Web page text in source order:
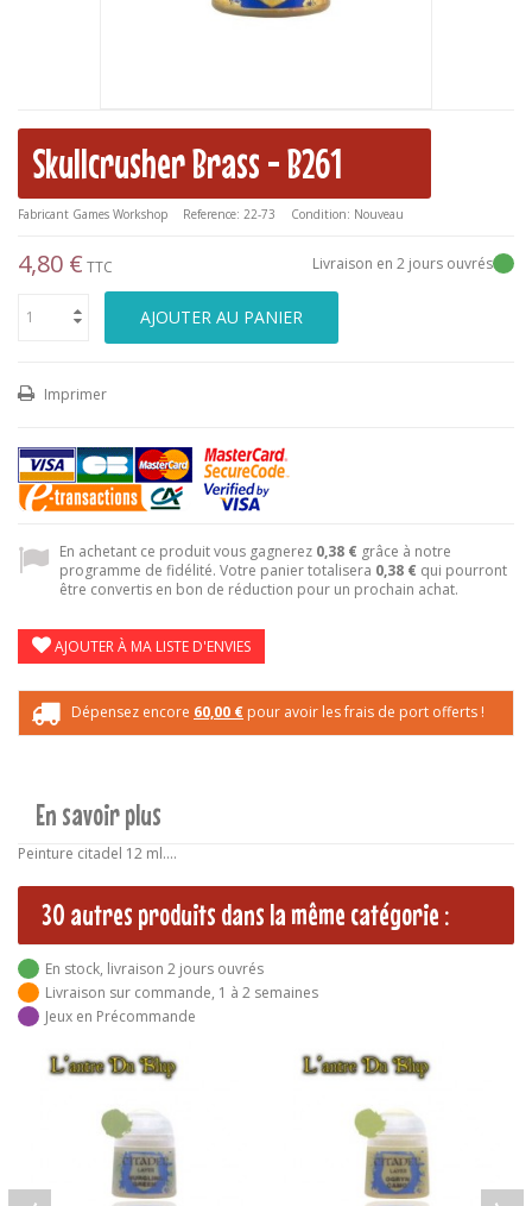
Skullcrusher Brass - B261
Fabricant Games Workshop Reference: 22-73 Condition: Nouveau
4,80 € TTC Livraison en 2 jours ouvrés
AJOUTER AU PANIER
Imprimer
En achetant ce produit vous gagnerez 0,38 € grâce à notre
programme de fidélité. Votre panier totalisera 0,38 € qui pourront
être convertis en bon de réduction pour un prochain achat.
AJOUTER À MA LISTE D'ENVIES
Dépensez encore 60,00 € pour avoir les frais de port offerts !
En savoir plus
Peinture citadel 12 ml....
30 autres produits dans la même catégorie :
En stock, livraison 2 jours ouvrés
Livraison sur commande, 1 à 2 semaines
Jeux en Précommande